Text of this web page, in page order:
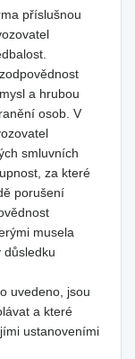
příslušnou
a hrubou
osob. V
smluvních
za které
porušení
musela
důsledku
uvedeno, jsou
a které
ustanoveními